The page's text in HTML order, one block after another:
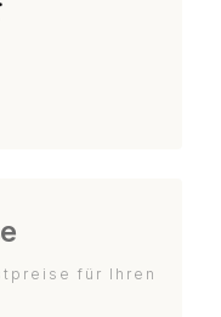
für Ihren